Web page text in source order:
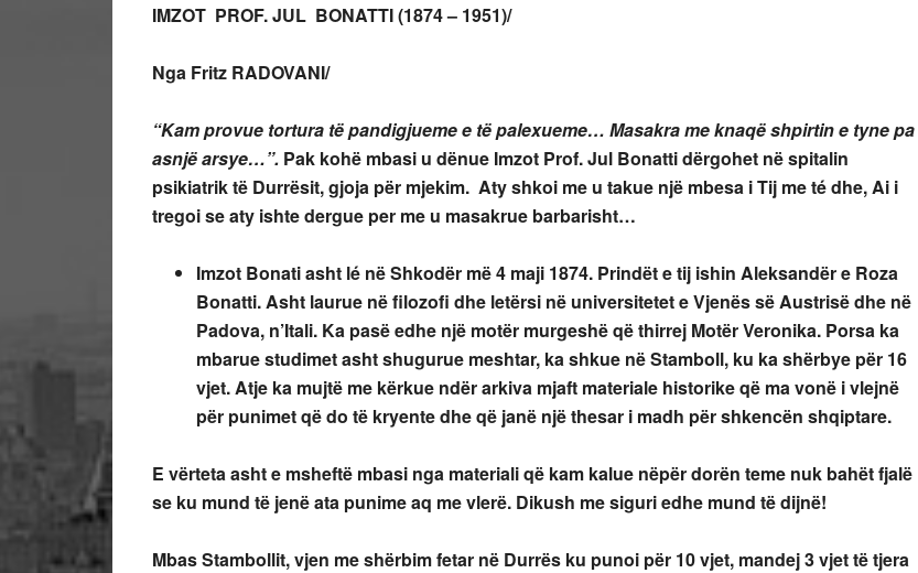
IMZOT PROF. JUL BONATTI(1874 – 1951)/
Nga Fritz RADOVANI/
“Kam provue tortura të pandigjueme e të palexueme… Masakra me knaqë shpirtin e tyne pa
asnjë arsye…”. Pak kohë mbasi u dënue Imzot Prof. Jul Bonatti dërgohet në spitalin
psikiatrik të Durrësit, gjoja për mjekim. Aty shkoi me u takue një mbesa i Tij me té dhe, Ai i
tregoi se aty ishte dergue per me u masakrue barbarisht…
Imzot Bonati asht lé në Shkodër më 4 maji 1874. Prindët e tij ishin Aleksandër e Roza
Bonatti. Asht laurue në filozofi dhe letërsi në universitetet e Vjenës së Austrisë dhe në
Padova, n’Itali. Ka pasë edhe një motër murgeshë që thirrej Motër Veronika. Porsa ka
mbarue studimet asht shugurue meshtar, ka shkue në Stamboll, ku ka shërbye për 16
vjet. Atje ka mujtë me kërkue ndër arkiva mjaft materiale historike që ma vonë i vlejnë
për punimet që do të kryente dhe që janë një thesar i madh për shkencën shqiptare.
E vërteta asht e msheftë mbasi nga materiali që kam kalue nëpër dorën teme nuk bahët fjalë
se ku mund të jenë ata punime aq me vlerë. Dikush me siguri edhe mund të dijnë!
Mbas Stambollit, vjen me shërbim fetar në Durrës ku punoi për 10 vjet, mandej 3 vjet të tjera